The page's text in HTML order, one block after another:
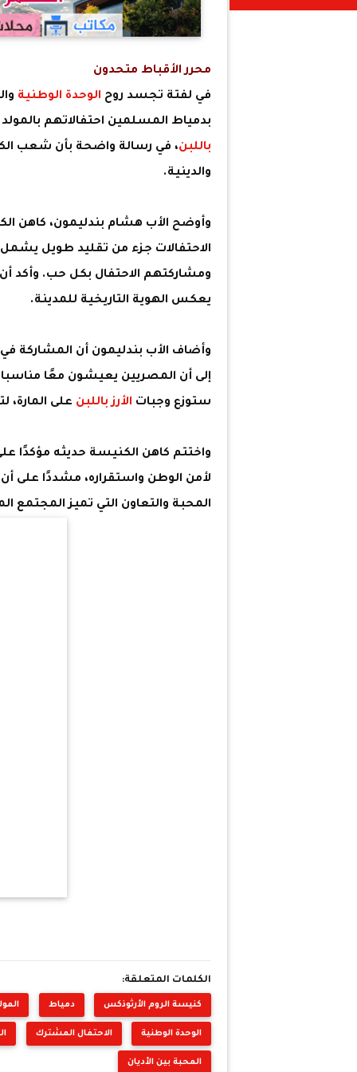
محرر الأقباط متحدون
في لفتة تجسد روح الوحدة الوطنية
بدمياط المسلمين احتفالاتهم
باللبن، في رسالة واضحة بأن شعب
والدينية.
وأوضح الأب هشام بندليمون، كاهن
الاحتفالات جزء من تقليد طويل
ومشاركتهم الاحتفال بكل حب. وأكد
يعكس الهوية التاريخية للمدينة.
وأضاف الأب بندليمون أن المشاركة في
إلى أن المصريين يعيشون معًا
ستوزع وجبات الأرز باللبن على المارة،
واختتم كاهن الكنيسة حديثه مؤكدًا
لأمن الوطن واستقراره، مشددًا على
المحبة والتعاون التي تميز المجتمع
الكلمات المتعلقة:
كنيسة الروم الأرثوذكس دمياط
الوحدة الوطنية الاحتفال المشترك
المحبة بين الأديان